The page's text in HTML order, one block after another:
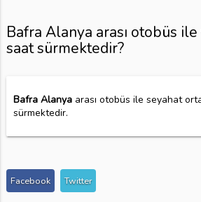
Bafra Alanya arası otobüs
saat sürmektedir?
Bafra Alanyaarası otobüs ile seyahat
sürmektedir.
Facebook Twitter